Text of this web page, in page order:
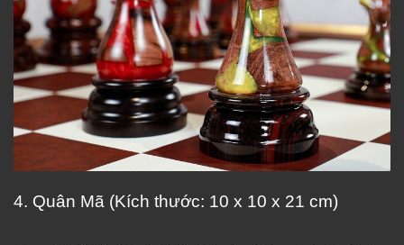
4. Quân Mã (Kích thước: 10 x 10 x 21 cm)